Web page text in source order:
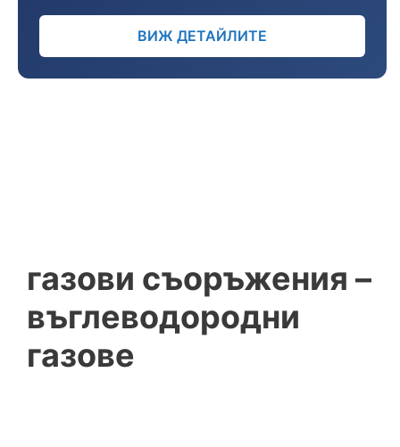
газови съоръжения –
въглеводородни
газове
ВИЖ ДЕТАЙЛИТЕ